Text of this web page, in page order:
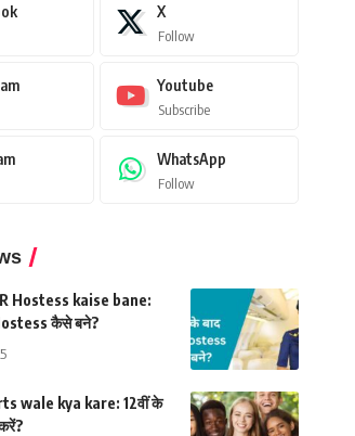
X
Follow
Youtube
Subscribe
WhatsApp
Follow
Hostess kaise bane:
कैसे बने?
wale kya kare: 12वीं के